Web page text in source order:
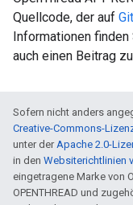
Quellcode, der auf
Informationen finden
auch einen Beitrag
Sofern nicht anders
Creative-Commons-
unter derApache 2.0-
in den Websiterichtlinien
eingetragene Marke von
OPENTHREAD und